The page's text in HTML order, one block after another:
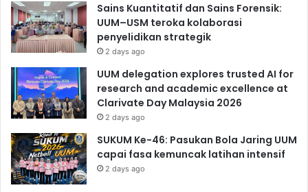
Sains Kuantitatif dan Sains Forensik:
UUM–USM teroka kolaborasi
penyelidikan strategik
2 days ago
UUM delegation explores trusted AI for
research and academic excellence at
Clarivate Day Malaysia 2026
2 days ago
SUKUM Ke-46: Pasukan Bola Jaring UUM
capai fasa kemuncak latihan intensif
2 days ago